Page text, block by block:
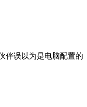
伴误以为是电脑配置的